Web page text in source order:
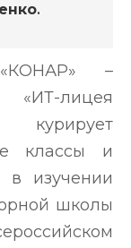
.
–
«ИТ-лицея
курирует
классы и
в изучении
школы